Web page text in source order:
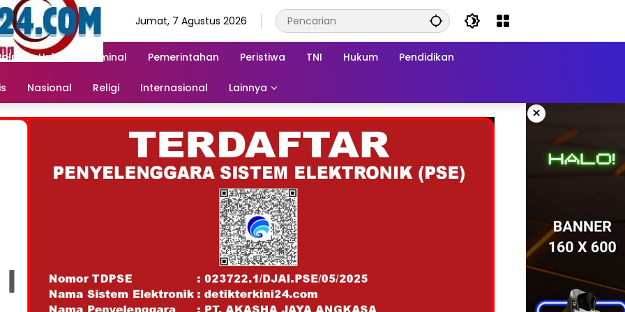
Jumat, 7 Agustus 2026
Hukum & Kriminal Pemerintahan Peristiwa TNI Hukum Pendidikan
Nasional Religi Internasional Lainnya
×